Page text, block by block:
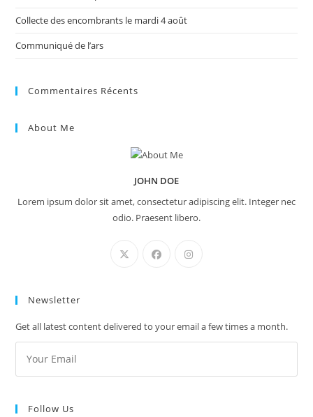
Collecte des encombrants le mardi 4 août
Communiqué de l’ars
Commentaires Récents
About Me
JOHN DOE
Lorem ipsum dolor sit amet, consectetur adipiscing elit. Integer nec
odio. Praesent libero.
Newsletter
Get all latest content delivered to your email a few times a month.
Follow Us